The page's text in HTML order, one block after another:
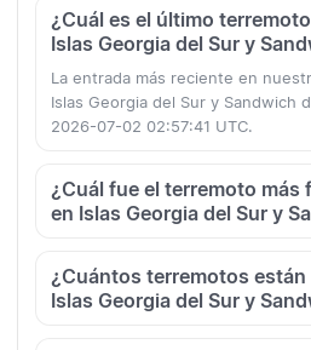
¿Cuál es el último
Islas Georgia del Sur y
La entrada más reciente en
Islas Georgia del Sur y Sandwich
2026-07-02 02:57:41 UTC.
¿Cuál fue el terremoto más
en Islas Georgia del Sur y
¿Cuántos terremotos
Islas Georgia del Sur y